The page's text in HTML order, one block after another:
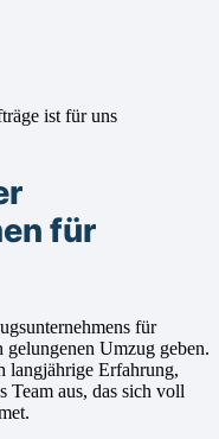
ist für uns
für
für
Umzug geben.
langjährige Erfahrung,
Team aus, das sich voll